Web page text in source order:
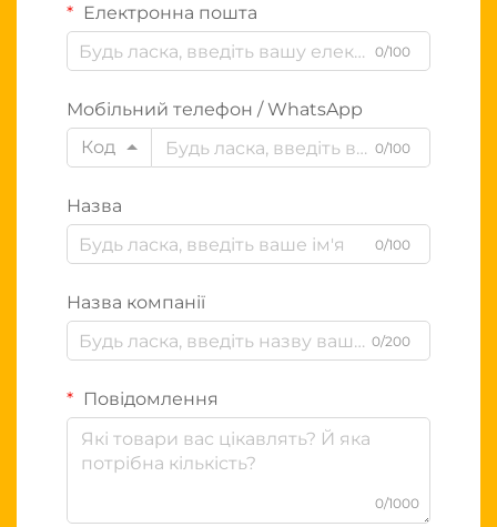
Електронна пошта
0/100
Мобільний телефон / WhatsApp
Код
0/100
Назва
0/100
Назва компанії
0/200
Повідомлення
0/1000